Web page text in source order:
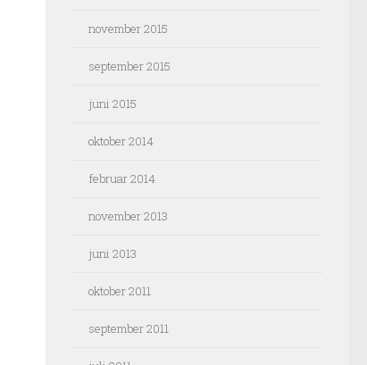
november 2015
september 2015
juni 2015
oktober 2014
februar 2014
november 2013
juni 2013
oktober 2011
september 2011